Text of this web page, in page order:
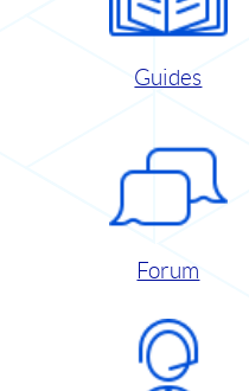
Guides
Forum